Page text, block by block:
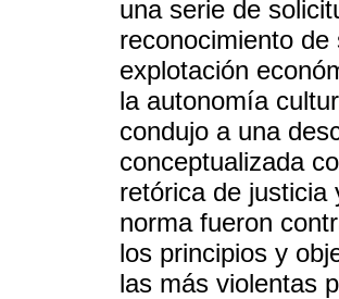
una serie de
reconocimiento
explotación
la autonomía
condujo a una
conceptualizada
retórica de justicia
norma fueron
los principios y
las más violentas